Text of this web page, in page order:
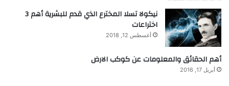
نيكولا تسلا المخترع الذي قدم للبشرية أهم 3
اختراعات
أغسطس 12, 2018
أهم الحقائق والمعلومات عن كوكب الارض
أبريل 17, 2016